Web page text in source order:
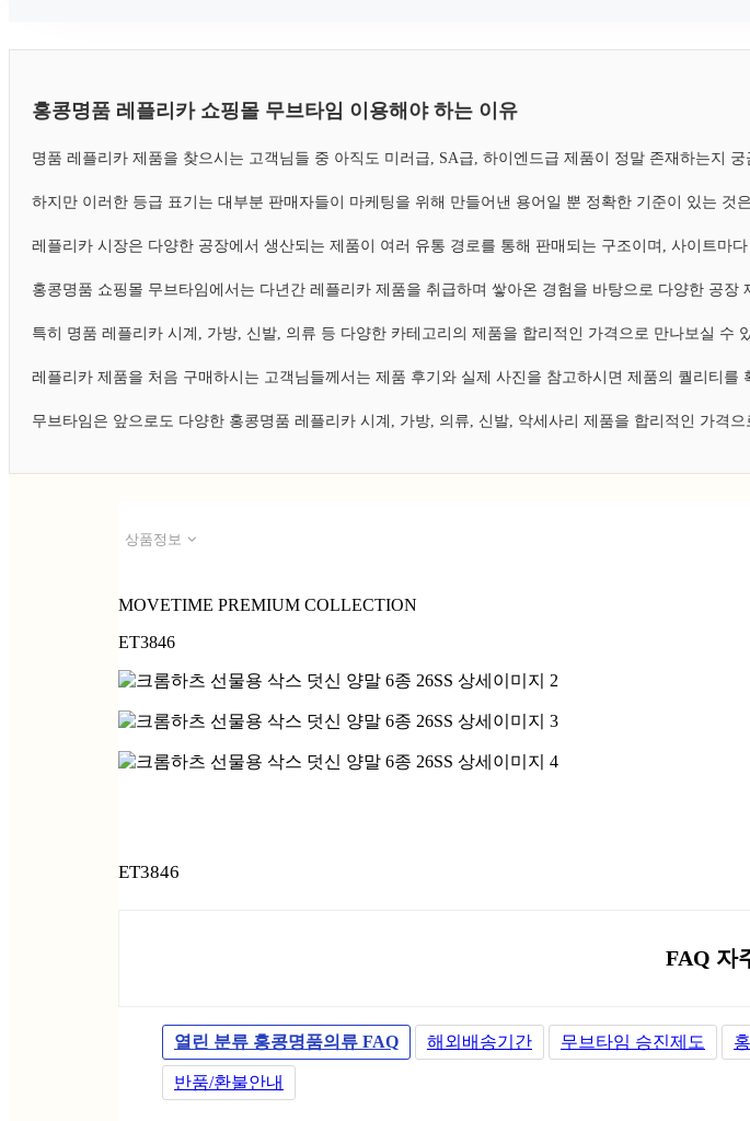
홍콩명품 레플리카 쇼핑몰 무브타임 이용해야 하는 이유
명품 레플리카 제품을 찾으시는 고객님들 중 아직도 미러급, SA급, 하이엔드급 제품이 정말 존재하는지
하지만 이러한 등급 표기는 대부분 판매자들이 마케팅을 위해 만들어낸 용어일 뿐 정확한 기준이 있는 것
레플리카 시장은 다양한 공장에서 생산되는 제품이 여러 유통 경로를 통해 판매되는 구조이며, 사이트마
홍콩명품 쇼핑몰 무브타임에서는 다년간 레플리카 제품을 취급하며 쌓아온 경험을 바탕으로 다양한 공
특히 명품 레플리카 시계, 가방, 신발, 의류 등 다양한 카테고리의 제품을 합리적인 가격으로 만나보실 수
레플리카 제품을 처음 구매하시는 고객님들께서는 제품 후기와 실제 사진을 참고하시면 제품의 퀄리티를
무브타임은 앞으로도 다양한 홍콩명품 레플리카 시계, 가방, 의류, 신발, 악세사리 제품을 합리적인 가격
상품정보
MOVETIME PREMIUM COLLECTION
ET3846
ET3846
FAQ 자
열린 분류 홍콩명품의류 FAQ 해외배송기간 무브타임 승진제도
반품/환불안내